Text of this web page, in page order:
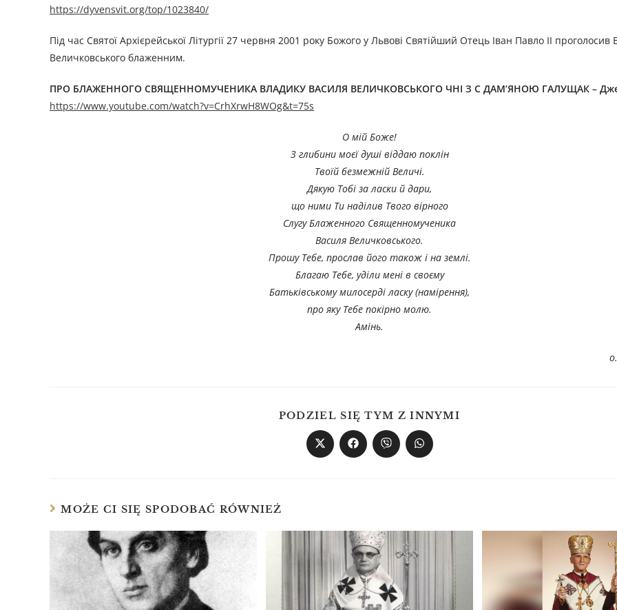
https://dyvensvit.org/top/1023840/
Під час Святої Архієрейської Літургії 27 червня 2001 року Божого у Львові Святійший Отець Іван Павло ІІ проголосив
Величковського блаженним.
ПРО БЛАЖЕННОГО СВЯЩЕННОМУЧЕНИКА ВЛАДИКУ ВАСИЛЯ ВЕЛИЧКОВСЬКОГО ЧНІ З С ДАМ’ЯНОЮ ГАЛУЩАК –
https://www.youtube.com/watch?v=CrhXrwH8WOg&t=75s
О мій Боже!
З глибини моєї душі віддаю поклін
Твоїй безмежній Величі.
Дякую Тобі за ласки й дари,
що ними Ти наділив Твого вірного
Слугу Блаженного Священномученика
Василя Величковського.
Прошу Тебе, прослав його також і на землі.
Благаю Тебе, уділи мені в своєму
Батьківському милосерді ласку (намірення),
про яку Тебе покірно молю.
Амінь.
PODZIEL SIĘ TYM Z INNYMI
MOŻE CI SIĘ SPODOBAĆ RÓWNIEŻ